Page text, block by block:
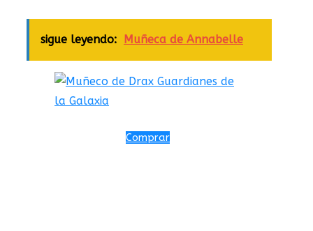
sigue leyendo: Muñeca de Annabelle
Comprar